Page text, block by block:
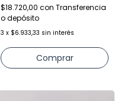
$18.720,00 con Transferencia
o depósito
3 x $6.933,33 sin interés
Comprar